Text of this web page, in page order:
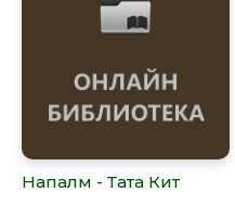
Напалм - Тата Кит